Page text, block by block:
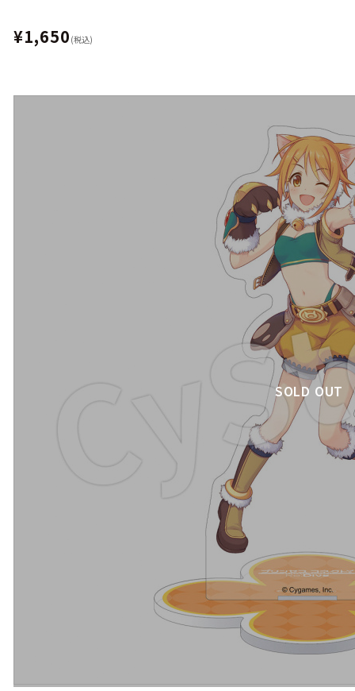
¥1,650 (税込)
SOLD OUT